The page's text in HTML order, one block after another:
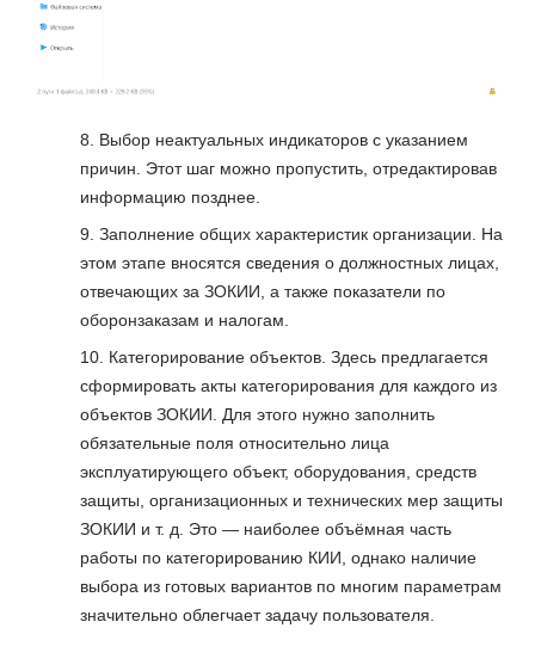
Выбор неактуальных индикаторов с указанием
причин. Этот шаг можно пропустить, отредактировав
информацию позднее.
Заполнение общих характеристик организации. На
этом этапе вносятся сведения о должностных лицах,
отвечающих за ЗОКИИ, а также показатели по
оборонзаказам и налогам.
Категорирование объектов. Здесь предлагается
сформировать акты категорирования для каждого из
объектов ЗОКИИ. Для этого нужно заполнить
обязательные поля относительно лица
эксплуатирующего объект, оборудования, средств
защиты, организационных и технических мер защиты
ЗОКИИ и т. д. Это — наиболее объёмная часть
работы по категорированию КИИ, однако наличие
выбора из готовых вариантов по многим параметрам
значительно облегчает задачу пользователя.